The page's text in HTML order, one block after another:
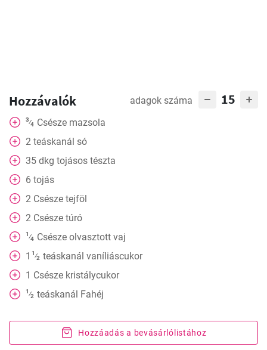
Hozzávalók adagok száma 15
3⁄4 Csésze mazsola
2 teáskanál só
35 dkg tojásos tészta
6 tojás
2 Csésze tejföl
2 Csésze túró
1⁄4 Csésze olvasztott vaj
1 1⁄2 teáskanál vaníliáscukor
1 Csésze kristálycukor
1⁄2 teáskanál Fahéj
Hozzáadás a bevásárlólistához